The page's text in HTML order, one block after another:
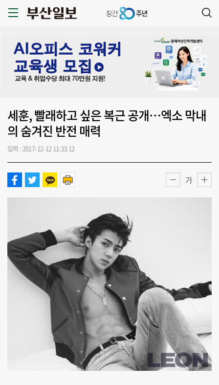
세훈, 빨래하고 싶은 복근 공개…엑소 막내
의 숨겨진 반전 매력
입력 : 2017-12-12 11:33:12
가